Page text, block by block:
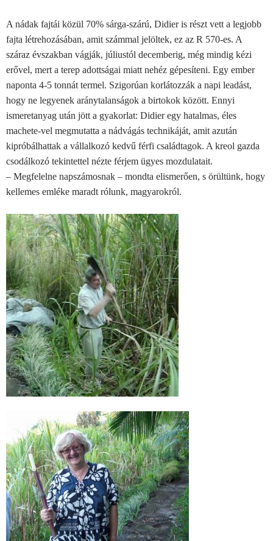
A nádak fajtái közül 70% sárga-szárú, Didier is részt vett a legjobb
fajta létrehozásában, amit számmal jelöltek, ez az R 570-es. A
száraz évszakban vágják, júliustól decemberig, még mindig kézi
erővel, mert a terep adottságai miatt nehéz gépesíteni. Egy ember
naponta 4-5 tonnát termel. Szigorúan korlátozzák a napi leadást,
hogy ne legyenek aránytalanságok a birtokok között. Ennyi
ismeretanyag után jött a gyakorlat: Didier egy hatalmas, éles
machete-vel megmutatta a nádvágás technikáját, amit azután
kipróbálhattak a vállalkozó kedvű férfi családtagok. A kreol gazda
csodálkozó tekintettel nézte férjem ügyes mozdulatait.
– Megfelelne napszámosnak – mondta elismerően, s örültünk, hogy
kellemes emléke maradt rólunk, magyarokról.